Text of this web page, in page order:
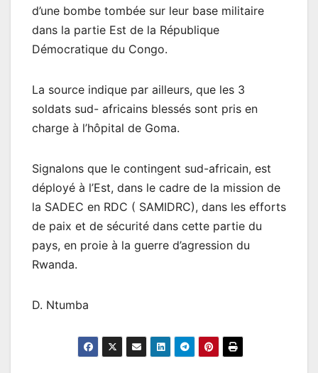
d’une bombe tombée sur leur base militaire
dans la partie Est de la République
Démocratique du Congo.
La source indique par ailleurs, que les 3
soldats sud- africains blessés sont pris en
charge à l’hôpital de Goma.
Signalons que le contingent sud-africain, est
déployé à l’Est, dans le cadre de la mission de
la SADEC en RDC ( SAMIDRC), dans les efforts
de paix et de sécurité dans cette partie du
pays, en proie à la guerre d’agression du
Rwanda.
D. Ntumba